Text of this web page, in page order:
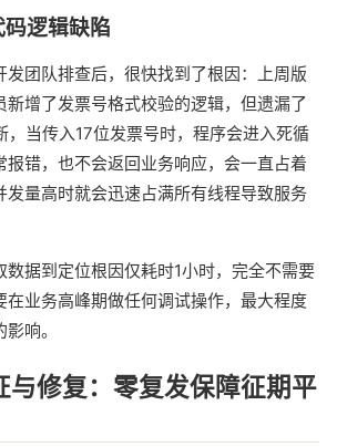
逻辑缺陷
发团队排查后，很快找到了根因：上周版
新增了发票号格式校验的逻辑，但遗漏了
，当传入17位发票号时，程序会进入死循
报错，也不会返回业务响应，会一直占着
发量高时就会迅速占满所有线程导致服务
数据到定位根因仅耗时1小时，完全不需要
在业务高峰期做任何调试操作，最大程度
响。
与修复：零复发保障征期平